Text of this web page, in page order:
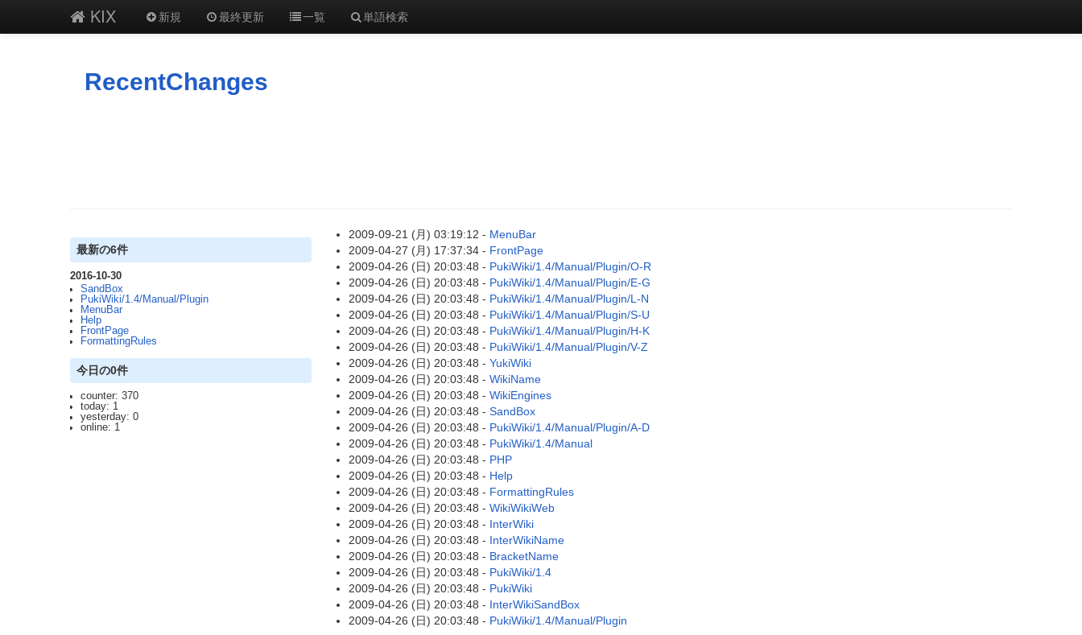
KIX 新規 最終更新 一覧 単語検索
RecentChanges
最新の6件
2016-10-30
SandBox
PukiWiki/1.4/Manual/Plugin
MenuBar
Help
FrontPage
FormattingRules
今日の0件
counter: 370
today: 1
yesterday: 0
online: 1
2009-09-21 (月) 03:19:12 - MenuBar
2009-04-27 (月) 17:37:34 - FrontPage
2009-04-26 (日) 20:03:48 - PukiWiki/1.4/Manual/Plugin/O-R
2009-04-26 (日) 20:03:48 - PukiWiki/1.4/Manual/Plugin/E-G
2009-04-26 (日) 20:03:48 - PukiWiki/1.4/Manual/Plugin/L-N
2009-04-26 (日) 20:03:48 - PukiWiki/1.4/Manual/Plugin/S-U
2009-04-26 (日) 20:03:48 - PukiWiki/1.4/Manual/Plugin/H-K
2009-04-26 (日) 20:03:48 - PukiWiki/1.4/Manual/Plugin/V-Z
2009-04-26 (日) 20:03:48 - YukiWiki
2009-04-26 (日) 20:03:48 - WikiName
2009-04-26 (日) 20:03:48 - WikiEngines
2009-04-26 (日) 20:03:48 - SandBox
2009-04-26 (日) 20:03:48 - PukiWiki/1.4/Manual/Plugin/A-D
2009-04-26 (日) 20:03:48 - PukiWiki/1.4/Manual
2009-04-26 (日) 20:03:48 - PHP
2009-04-26 (日) 20:03:48 - Help
2009-04-26 (日) 20:03:48 - FormattingRules
2009-04-26 (日) 20:03:48 - WikiWikiWeb
2009-04-26 (日) 20:03:48 - InterWiki
2009-04-26 (日) 20:03:48 - InterWikiName
2009-04-26 (日) 20:03:48 - BracketName
2009-04-26 (日) 20:03:48 - PukiWiki/1.4
2009-04-26 (日) 20:03:48 - PukiWiki
2009-04-26 (日) 20:03:48 - InterWikiSandBox
2009-04-26 (日) 20:03:48 - PukiWiki/1.4/Manual/Plugin